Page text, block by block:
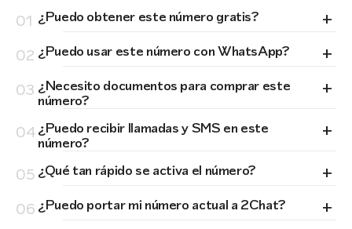
01 ¿Puedo obtener este número gratis? +
02 ¿Puedo usar este número con WhatsApp? +
03 ¿Necesito documentos para comprar este
número? +
04¿Puedo recibir llamadas y SMS en este
número? +
05 ¿Qué tan rápido se activa el número? +
06 ¿Puedo portar mi número actual a 2Chat? +